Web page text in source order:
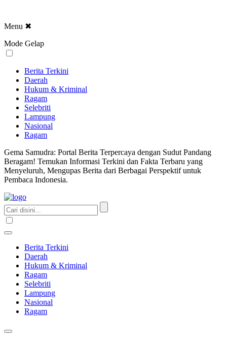
Menu ✖
Mode Gelap
Berita Terkini
Daerah
Hukum & Kriminal
Ragam
Selebriti
Lampung
Nasional
Ragam
Gema Samudra: Portal Berita Terpercaya dengan Sudut Pandang
Beragam! Temukan Informasi Terkini dan Fakta Terbaru yang
Menyeluruh, Mengupas Berita dari Berbagai Perspektif untuk
Pembaca Indonesia.
Berita Terkini
Daerah
Hukum & Kriminal
Ragam
Selebriti
Lampung
Nasional
Ragam